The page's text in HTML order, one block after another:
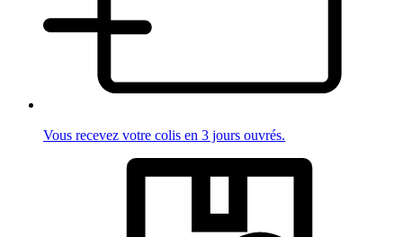
Vous recevez votre colis en 3 jours ouvrés.